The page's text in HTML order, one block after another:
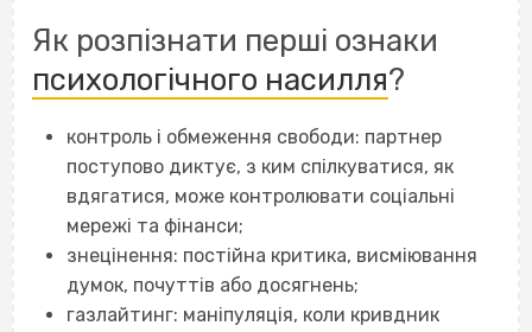
Як розпізнати перші ознаки
психологічного насилля?
контроль і обмеження свободи: партнер
поступово диктує, з ким спілкуватися, як
вдягатися, може контролювати соціальні
мережі та фінанси;
знецінення: постійна критика, висміювання
думок, почуттів або досягнень;
газлайтинг: маніпуляція, коли кривдник